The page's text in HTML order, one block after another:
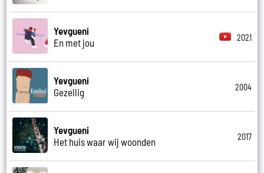
Yevgueni
En met jou
2021
Yevgueni
Gezellig
2004
Yevgueni
Het huis waar wij woonden
2017